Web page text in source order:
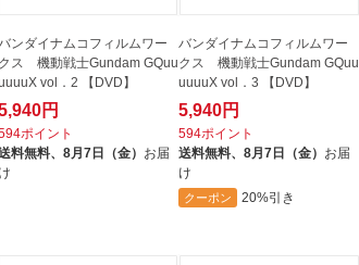
バンダイナムコフィルムワー
クス 機動戦士Gundam GQuu
vol．2 【DVD】
円
ポイント
料無料、 8月7日（金） お届
け
バンダイナムコフィルムワー
クス 機動戦士Gundam GQuu
uuuuX vol．3 【DVD】
5,940円
594ポイント
送料無料、8月7日（金） お届
け
クーポン 20%引き